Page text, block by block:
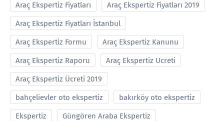
Araç Ekspertiz Fiyatları Araç Ekspertiz Fiyatları 2019
Araç Ekspertiz Fiyatları İstanbul
Araç Ekspertiz Formu Araç Ekspertiz Kanunu
Araç Ekspertiz Raporu Araç Ekspertiz Ucreti
Araç Ekspertiz Ücreti 2019
bahçelievler oto ekspertiz bakırköy oto ekspertiz
Ekspertiz Güngören Araba Ekspertiz